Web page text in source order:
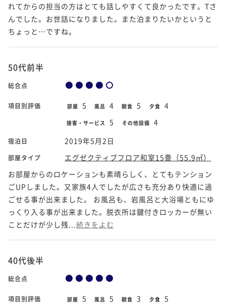
れてからの担当の方はとても話しやすくて良かったです。Tさ
んでした。お世話になりました。また泊まりたいかというと
ちょっと…ですね。
50代前半
総合点
項目別評価 部屋 5 風呂 4 朝食 5 夕食 4
接客・サービス 5 その他設備 4
宿泊日 2019年5月2日
部屋タイプ
エグゼクティブフロア和室15畳（55.9㎡）
お部屋からのロケーションも素晴らしく、とてもテンション
ごUPしました。又家族4人でしたが広さも充分あり快適に過
ごせる事が出来ました。 お風呂も、岩風呂と大浴場ともにゆ
っくり入る事が出来ました。脱衣所は鍵付きロッカーが無い
ことだけが少し残... 続きをよむ
40代後半
総合点
項目別評価 部屋 5 風呂 5 朝食 3 夕食 5